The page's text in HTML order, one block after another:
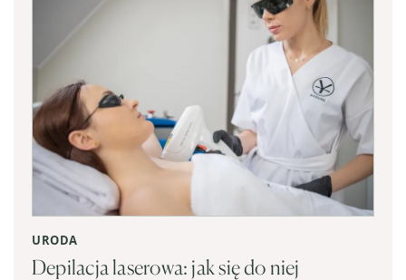
URODA
Depilacja laserowa: jak się do niej